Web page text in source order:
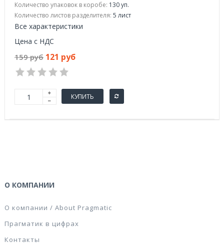
Количество упаковок в коробе: 130 уп.
Количество листов разделителя: 5 лист
Все характеристики
Цена с НДС
159 руб 121 руб
КУПИТЬ
О КОМПАНИИ
О компании / About Pragmatic
Прагматик в цифрах
Контакты